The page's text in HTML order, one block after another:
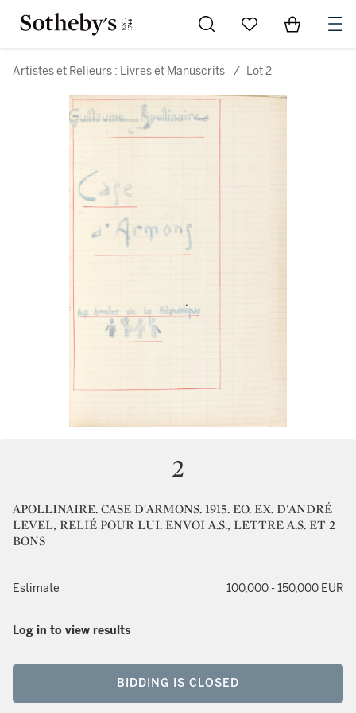
Go to My Favorites
Items in
Artistes et Relieurs : Livres et Manuscrits / Lot 2
2
APOLLINAIRE. CASE D'ARMONS. 1915. EO. EX. D'ANDRÉ
LEVEL, RELIÉ POUR LUI. ENVOI A.S., LETTRE A.S. ET 2
BONS
Estimate 100,000 - 150,000 EUR
Log in to view results
BIDDING IS CLOSED